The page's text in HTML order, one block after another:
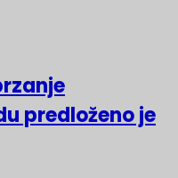
predloženo je